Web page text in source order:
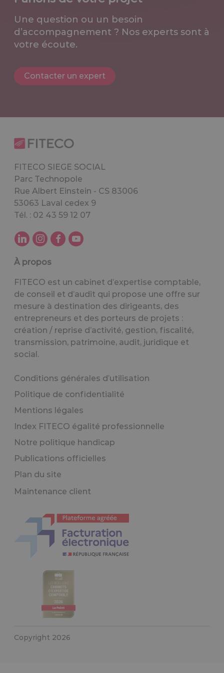
Une question ou un besoin
d’accompagnement ? Nos experts sont à
votre écoute.
Contacter un expert
FITECO SIEGE SOCIAL
Parc Technopole
Rue Albert Einstein - CS 83006
53063 Laval cedex 9
Tél. : 02 43 59 12 07
À propos
FITECO est un cabinet d’expertise comptable,
de conseil et d’audit qui propose une offre sur
mesure à destination des dirigeants, des
entrepreneurs et des porteurs de projets :
création / reprise d’activité, gestion, fiscalité,
transmission, patrimoine, audit, juridique et
social.
Conditions générales d’utilisation
Politique de confidentialité
Mentions légales
Index FITECO égalité professionnelle
Notre politique handicap
Publications officielles
Plan du site
Maintenance client
Copyright 2026